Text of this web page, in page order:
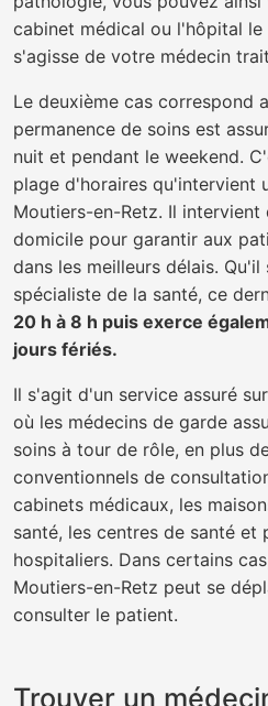
cabinet médical ou l'hôpital
s'agisse de votre médecin
Le deuxième cas correspond
permanence de soins est
nuit et pendant le weekend.
plage d'horaires qu'intervient
Moutiers-en-Retz. Il intervient
domicile pour garantir aux
dans les meilleurs délais.
spécialiste de la santé, ce
20 h à 8 h puis exerce
jours fériés.
Il s'agit d'un service assuré
où les médecins de garde
soins à tour de rôle, en plus
conventionnels de
cabinets médicaux, les
santé, les centres de santé et
hospitaliers. Dans certains
Moutiers-en-Retz peut se
consulter le patient.
Trouver un